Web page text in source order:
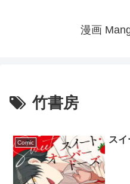
漫画
竹書房
Comic ス